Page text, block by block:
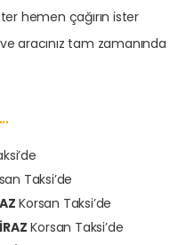
hemen çağırın ister
aracınız tam zamanında
Taksi’de
Korsan Taksi’de
Korsan Taksi’de